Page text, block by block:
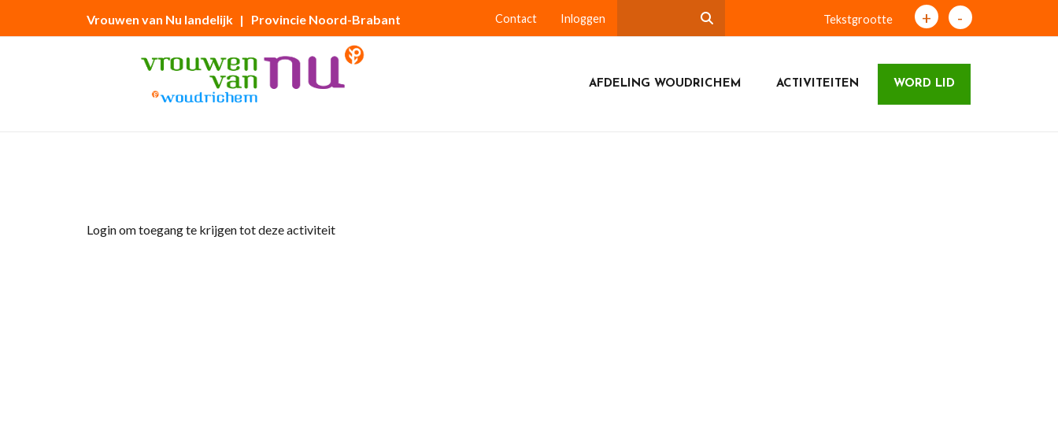
Vrouwen van Nu landelijk | Provincie Noord-Brabant Contact Inloggen Tekstgrootte + -
AFDELING WOUDRICHEM ACTIVITEITEN WORD LID
Login om toegang te krijgen tot deze activiteit